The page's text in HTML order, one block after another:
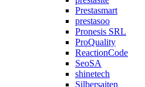
Prestasmart
prestasoo
Pronesis SRL
ProQuality
ReactionCode
SeoSA
shinetech
Silbersaiten